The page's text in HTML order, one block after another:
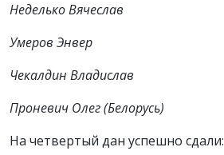
Неделько Вячеслав
Умеров Энвер
Чекалдин Владислав
Проневич Олег (Белорусь)
На четвертый дан успешно сдали: